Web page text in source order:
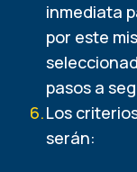
inmediata
por este
pasos a
Los
serán: